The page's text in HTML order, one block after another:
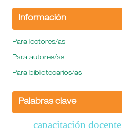
Información
Para lectores/as
Para autores/as
Para bibliotecarios/as
Palabras clave
capacitación docente